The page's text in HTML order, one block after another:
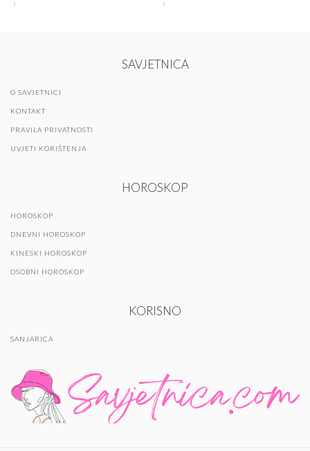
SAVJETNICA
O SAVJETNICI
KONTAKT
PRAVILA PRIVATNOSTI
UVJETI KORIŠTENJA
HOROSKOP
HOROSKOP
DNEVNI HOROSKOP
KINESKI HOROSKOP
OSOBNI HOROSKOP
KORISNO
SANJARICA